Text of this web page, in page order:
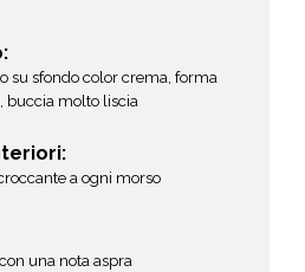
su sfondo color crema, forma
buccia molto liscia
a ogni morso
una nota aspra